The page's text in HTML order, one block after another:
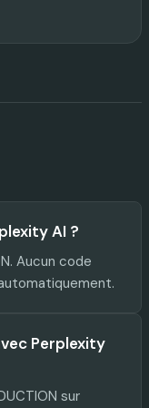
AI ?
Aucun code
Perplexity
sur